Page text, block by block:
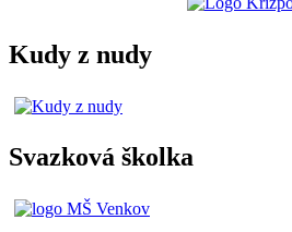
Kudy z nudy
Svazková školka